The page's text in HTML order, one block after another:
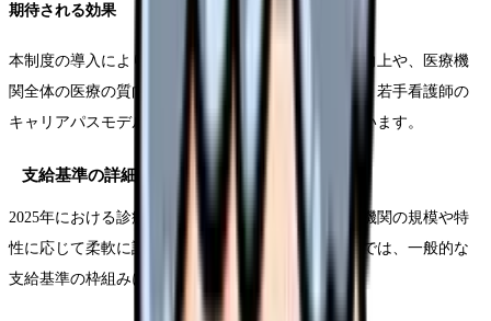
期待される効果
本制度の導入により、診療看護師のモチベーション向上や、医療機
関全体の医療の質向上が期待されています。さらに、若手看護師の
キャリアパスモデルとしても重要な役割を果たしています。
支給基準の詳細
2025年における診療看護師手当の支給基準は、医療機関の規模や特
性に応じて柔軟に設定されることが特徴です。ここでは、一般的な
支給基準の枠組みについて詳しく解説します。